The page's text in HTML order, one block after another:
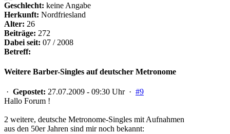
Geschlecht: keine Angabe
Herkunft: Nordfriesland
Alter: 26
Beiträge: 272
Dabei seit: 07 / 2008
Betreff:
Weitere Barber-Singles auf deutscher Metronome
· Gepostet: 27.07.2009 - 09:30 Uhr · #9
Hallo Forum !
2 weitere, deutsche Metronome-Singles mit Aufnahmen
aus den 50er Jahren sind mir noch bekannt: